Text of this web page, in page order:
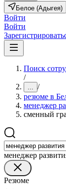
Белое (Адыгея)
Войти
Войти
Поиск
/
... /
резюме в
менеджер
сменный
менеджер
Резюме